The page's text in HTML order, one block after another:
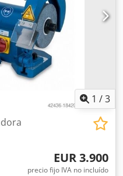
1 /3
EUR 3.900
precio fijo IVA no incluído